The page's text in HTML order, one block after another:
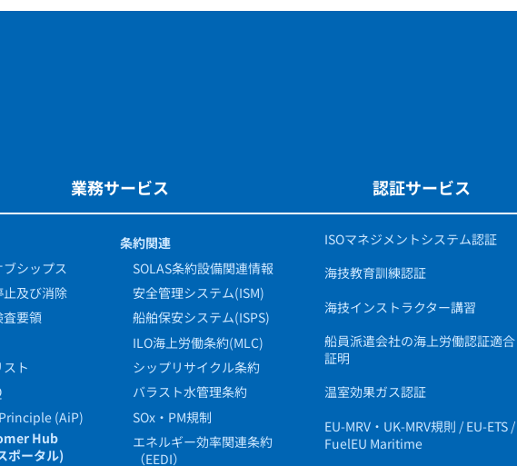
業務サービス
シップス
及び消除
査要領
ト
(AiP)
Hub
ポータル)
条約関連
SOLAS条約設備関連情報
安全管理システム(ISM)
船舶保安システム(ISPS)
ILO海上労働条約(MLC)
シップリサイクル条約
バラスト水管理条約
SOx・PM規制
エネルギー効率関連条約
（EEDI）
認証サービス
ISOマネジメントシステム認証
海技教育訓練認証
海技インストラクター講習
船員派遣会社の海上労働認証適合
証明
温室効果ガス認証
EU-MRV・UK-MRV規則 / EU-ETS /
FuelEU Maritime